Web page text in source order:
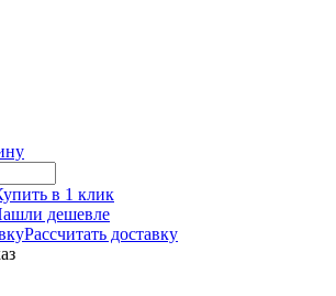
в 1 клик
дешевле
Рассчитать доставку